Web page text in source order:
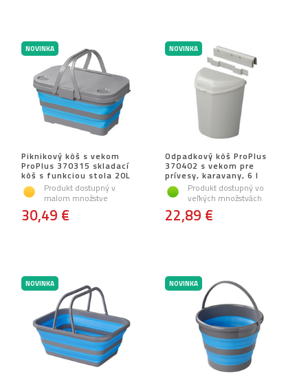
NOVINKA
Piknikový kôš s vekom
ProPlus 370315 skladací
kôš s funkciou stola 20L
Produkt dostupný v
malom množstve
30,49 €
NOVINKA
Odpadkový kôš ProPlus
370402 s vekom pre
prívesy, karavany, 6 l
Produkt dostupný vo
veľkých množstvách
22,89 €
NOVINKA NOVINKA